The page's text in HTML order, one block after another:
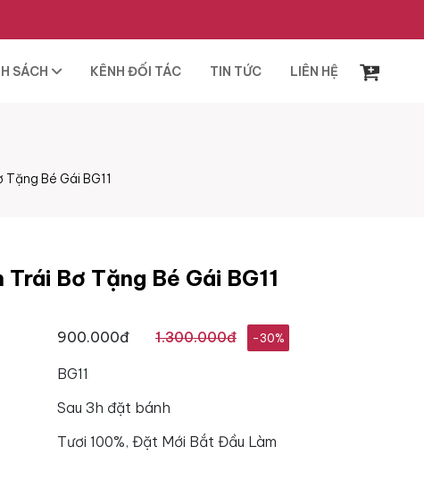
SÁCH KÊNH ĐỐI TÁC TIN TỨC LIÊN HỆ
Bé Gái BG11
Bơ Tặng Bé Gái BG11
900.000đ 1.300.000đ -30%
BG11
Sau 3h đặt bánh
Tươi 100%, Đặt Mới Bắt Đầu Làm